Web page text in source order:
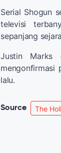
Serial Shogun
televisi
sepanjang
Justin Marks
mengonfirmasi
lalu.
Source The